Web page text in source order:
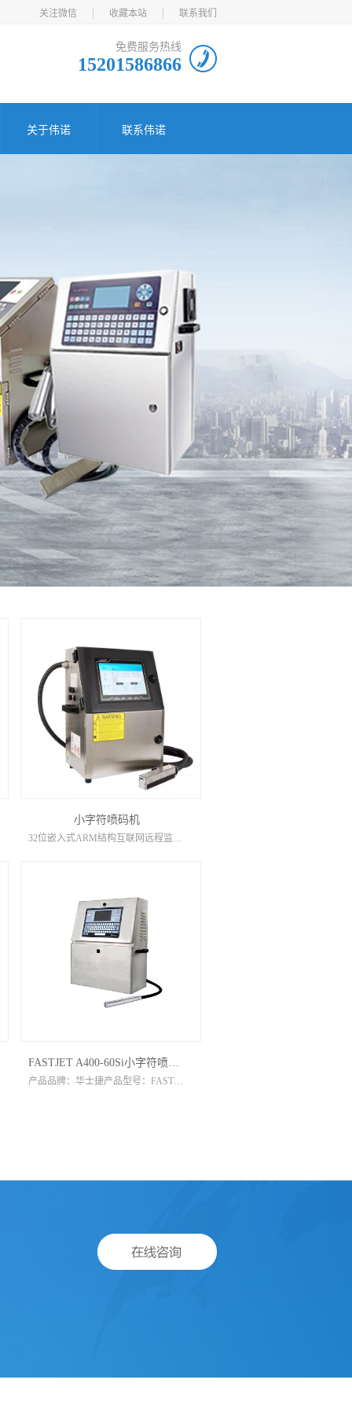
关注微信 收藏本站 联系我们
免费服务热线
15201586866
关于伟诺 联系伟诺
小字符喷码机
32位嵌入式ARM结构互联网远程监控，升级一键开关机喷头自动清洗墨线自动检测屏幕故障诊断显示机器状态自动显示工作日志记录喷头全密封式一体化设计（全方位喷印）SD卡/USB数据信息导入3G无线上网
FASTJET A400-60Si小字符喷码机
产品品牌：华士捷产品型号：FASTJET A400-60Si喷嘴孔径：60微米喷印高度：1.2-15mm喷印行数：1-4行喷印点阵数：34点非接触喷印距离：2-15mm喷印速度：300m/min可选点...